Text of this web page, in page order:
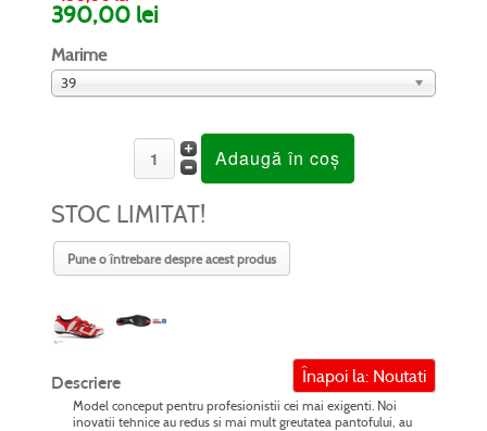
390,00 lei
Marime
39
STOC LIMITAT!
Pune o întrebare despre acest produs
Înapoi la: Noutati
Descriere
Model conceput pentru profesionistii cei mai exigenti. Noi
inovatii tehnice au redus si mai mult greutatea pantofului, au